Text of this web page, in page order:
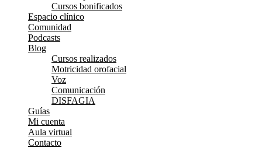
Cursos bonificados
Espacio clínico
Comunidad
Podcasts
Blog
Cursos realizados
Motricidad orofacial
Voz
Comunicación
DISFAGIA
Guías
Mi cuenta
Aula virtual
Contacto